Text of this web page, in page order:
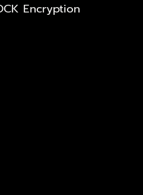
Encryption